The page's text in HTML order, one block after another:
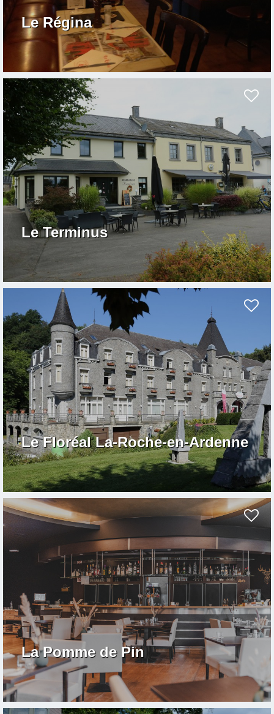
Le Régina
Le Terminus
Le Floréal La-Roche-en-Ardenne
La Pomme de Pin